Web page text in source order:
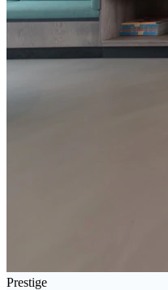
Prestige